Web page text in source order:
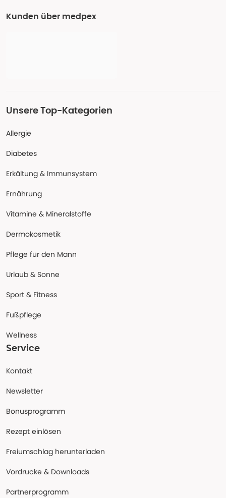
Kunden über medpex
Unsere Top-Kategorien
Allergie
Diabetes
Erkältung & Immunsystem
Ernährung
Vitamine & Mineralstoffe
Dermokosmetik
Pflege für den Mann
Urlaub & Sonne
Sport & Fitness
Fußpflege
Wellness
Service
Kontakt
Newsletter
Bonusprogramm
Rezept einlösen
Freiumschlag herunterladen
Vordrucke & Downloads
Partnerprogramm